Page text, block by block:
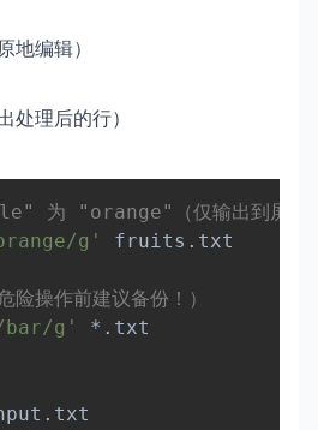
地编辑）
处理后的行）
为 "orange"（仅输出到屏
g' fruits.txt
险操作前建议备份！）
g' *.txt
Copy